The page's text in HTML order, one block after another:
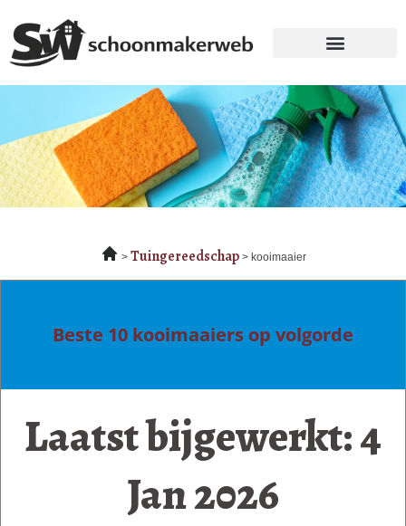
Tuingereedschap kooimaaier
Beste 10 kooimaaiers op volgorde
Laatst bijgewerkt: 4
Jan 2026